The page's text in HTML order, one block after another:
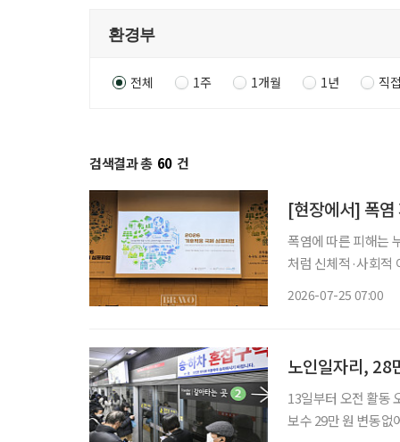
전체 1주 1개월 1년 직
검색결과 총 60 건
[현장에서] 폭
폭염에 따른 피해는
처럼 신체적·사회적
2026-07-25 07:00
노인일자리, 28
13일부터 오전 활동
보수 29만 원 변동없어